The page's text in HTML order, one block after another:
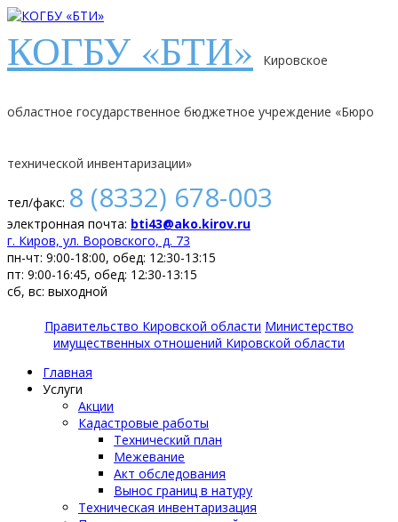
КОГБУ «БТИ» Кировское
областное государственное бюджетное учреждение «Бюро
технической инвентаризации»
тел/факс: 8 (8332) 678-003
электронная почта: bti43@ako.kirov.ru
г. Киров, ул. Воровского, д. 73
пн-чт: 9:00-18:00, обед: 12:30-13:15
пт: 9:00-16:45, обед: 12:30-13:15
сб, вс: выходной
Правительство Кировской области Министерство
имущественных отношений Кировской области
Главная
Услуги
Акции
Кадастровые работы
Технический план
Межевание
Акт обследования
Вынос границ в натуру
Техническая инвентаризация